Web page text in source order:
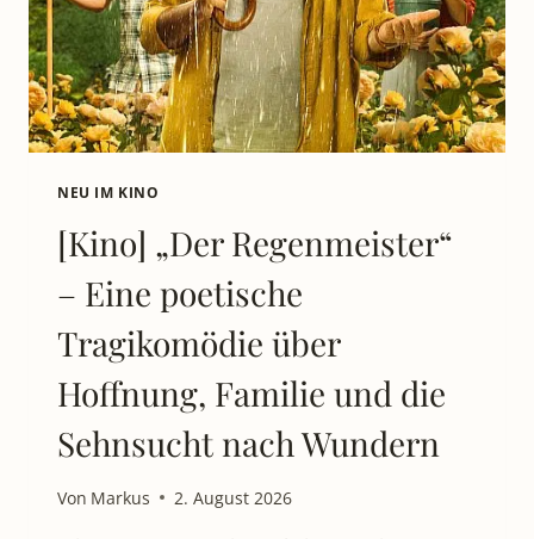
NEU IM KINO
[Kino] „Der Regenmeister“
– Eine poetische
Tragikomödie über
Hoffnung, Familie und die
Sehnsucht nach Wundern
Von Markus 2. August 2026